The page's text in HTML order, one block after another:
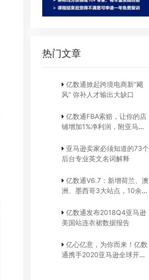
热门文章
亿数通掀起跨境电商新“飓
风” 弥补人才输出大缺口
亿数通FBA索赔，让你的店
铺增加1%净利润，附亚马逊
亚马逊卖家必须知道的73个
后台专业英文名词解释
亿数通V6.7：新增荷兰、澳
洲、墨西哥3大站点，10余项
亿数通发布2018Q4亚马逊
美国站连衣裙数据报告
亿心亿意，为你而来！亿数
通携手2020亚马逊全球开店